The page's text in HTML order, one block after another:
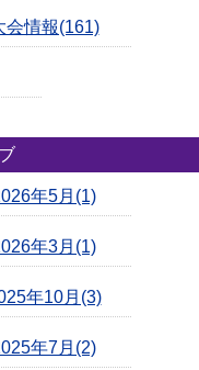
会情報(161)
年5月(1)
年3月(1)
年10月(3)
年7月(2)